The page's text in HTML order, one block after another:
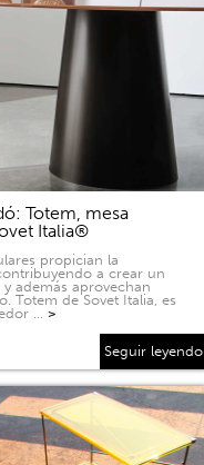
Totem, mesa
Italia®
propician la
a crear un
además aprovechan
Totem de Sovet Italia, es
… >
Seguir leyendo